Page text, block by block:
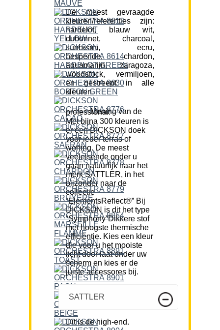
De meest gevraagde
kleuren/referenties zijn:
hardelot, blauw wit,
dubonnet, charcoal,
sunbeam, ecru,
hesperide, chardon,
aquamarijn, zaragoza,
woodstock, vermiljoen,
en gestreept in alle
kleuren.
Mening van de professional:
Met bijna 300 kleuren is
er een DICKSON doek
voor ieder terras of
woning. De meest
veeleisende onder u
gaan natuurlijk naar het
merk SATTLER, in het
bijzonder naar de
collectie
“ElementsReflect®” Bij
DICKSON is dit het type
“Symphony”Dikkere stof
met hoogste thermische
efficiëntie. Kies een kleur
die voor u het mooiste
licht door laat onder uw
scherm en kies er de
juiste accessores bij.
SATTLER
Dit is de high-end.